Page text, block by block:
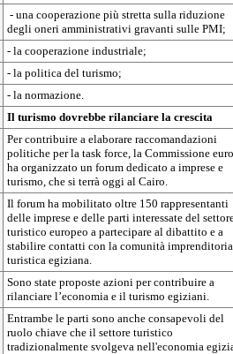
- una cooperazione più stretta sulla riduzione
degli oneri amministrativi gravanti sulle PMI;
- la cooperazione industriale;
- la politica del turismo;
- la normazione.
Il turismo dovrebbe rilanciare la crescita
Per contribuire a elaborare raccomandazioni
politiche per la task force, la Commissione
ha organizzato un forum dedicato a imprese e
turismo, che si terrà oggi al Cairo.
Il forum ha mobilitato oltre 150 rappresentanti
delle imprese e delle parti interessate del
turistico europeo a partecipare al dibattito e a
stabilire contatti con la comunità
turistica egiziana.
Sono state proposte azioni per contribuire a
rilanciare l’economia e il turismo egiziani.
Entrambe le parti sono anche consapevoli del
ruolo chiave che il settore turistico
tradizionalmente svolgeva nell'economia